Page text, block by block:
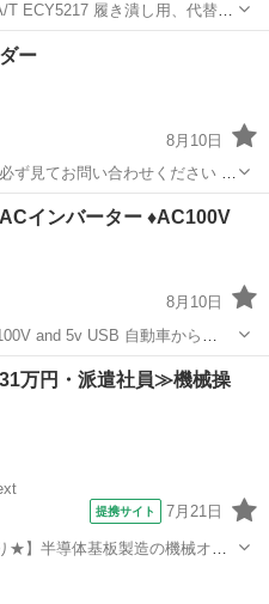
き潰し用、代替
い。 現物優先 確認後決めてくだ
ル
ー
8月10日
再生）など 付属品 本体 取付
はご用意ください ほとんど使用
バーター ♦️AC100V
8月10日
荷保...
万円・派遣社員≫機械操
提携サイト 7月21日
★】半導体基板製造の機械オペ